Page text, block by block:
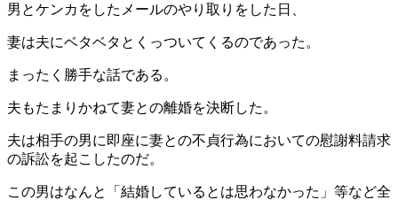
男とケンカをしたメールのやり取りをした日、
妻は夫にベタベタとくっついてくるのであった。
まったく勝手な話である。
夫もたまりかねて妻との離婚を決断した。
夫は相手の男に即座に妻との不貞行為においての慰謝料請求
の訴訟を起こしたのだ。
この男はなんと「結婚しているとは思わなかった」等など全